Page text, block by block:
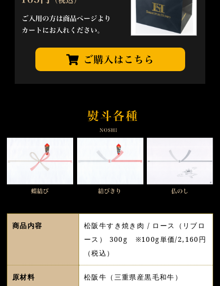
商品内容
松阪牛すき焼き肉 / ロース（リブロ
ース） 300g ※100g単価/2,160円
（税込）
原材料 松阪牛（三重県産黒毛和牛）